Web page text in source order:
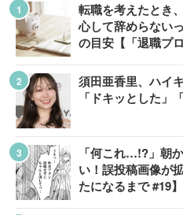
転職を考えたとき
心して辞めらない
の目安【「退職プ
須田亜香里、ハイ
「ドキッとした」
「何これ…!?」朝
い！誤投稿画像が
たになるまで #19】